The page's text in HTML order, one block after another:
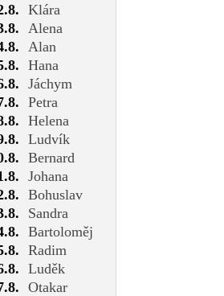
Klára
Alena
Alan
Hana
Jáchym
Petra
Helena
Ludvík
Bernard
Johana
Bohuslav
Sandra
Bartoloměj
Radim
Luděk
Otakar